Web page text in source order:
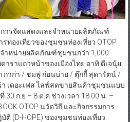
การจัดแสดงและจำหน่ายผลิตภัณฑ์
ท่องเที่ยวของชุมชนท่องเที่ยว OTOP
ำหน่ายผลิตภัณฑ์ชุมชนกว่า 1,000
าราแถวหน้าของเมืองไทย อาทิ ดีเจนุ้ย
าก่า / ชมพู่ ก่อนบ่าย / ตุ๊กกี้ สุดารัตน์ /
เดอะเฟส ไลฟ์สดขายสินค้าชุมชนแบบ
ก.ย – 8 ต.ค ช่วงเวลา 18.00 น. –
OTOP นวัตวิถี และกิจกรรมการ
ติ (D-HOPE) ของชุมชนท่องเที่ยว